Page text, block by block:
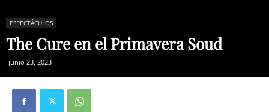
ESPECTÁCULOS
The Cure en el Primavera Soud
junio 23, 2023